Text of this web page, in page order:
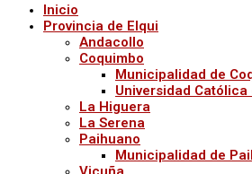
Inicio
Provincia de Elqui
Andacollo
Coquimbo
Municipalidad de
Universidad Católica
La Higuera
La Serena
Paihuano
Municipalidad de